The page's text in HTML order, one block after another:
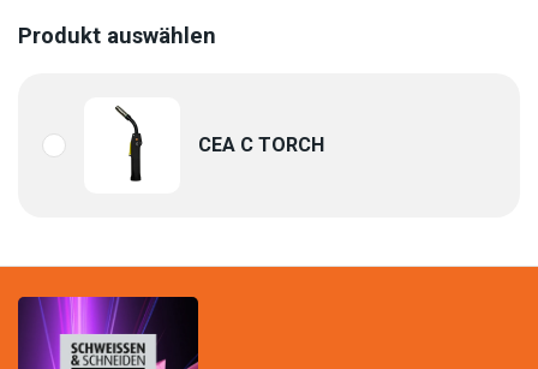
Produkt auswählen
CEA C TORCH